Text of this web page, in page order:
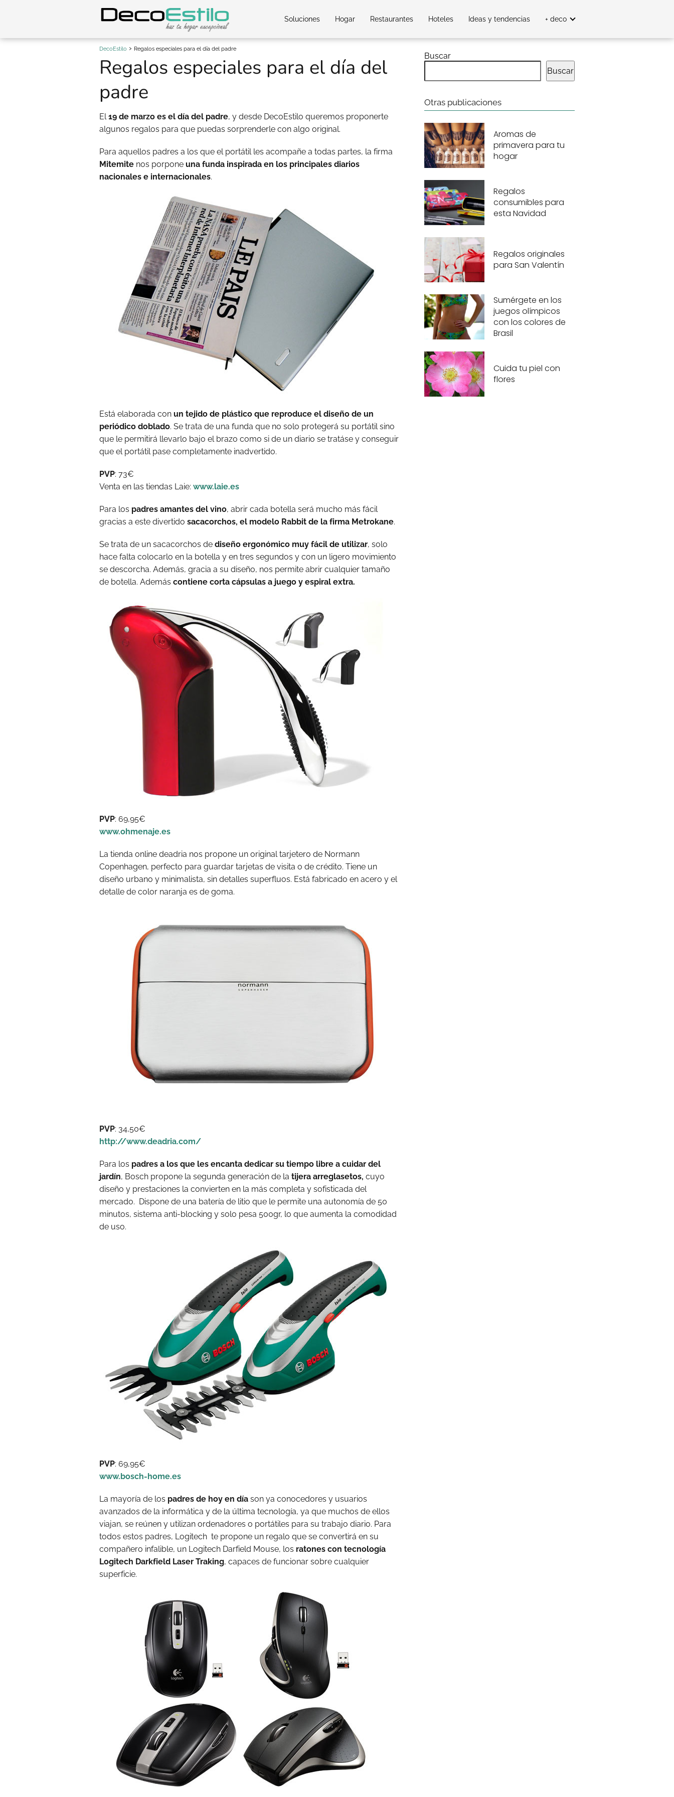
Soluciones Hogar Restaurantes Hoteles Ideas y tendencias + deco
DecoEstilo Regalos especiales para el día del padre
Regalos especiales para el día del
padre
El19 de marzo es el día del padre, y desde DecoEstilo queremos proponerte
algunos regalos para que puedas sorprenderle con algo original.
Para aquellos padres a los que el portátil les acompañe a todas partes, la firma
Mitemite nos porpone una funda inspirada en los principales diarios
nacionales e internacionales.
Está elaborada con un tejido de plástico que reproduce el diseño de un
periódico doblado. Se trata de una funda que no solo protegerá su portátil sino
que le permitirá llevarlo bajo el brazo como si de un diario se tratáse y conseguir
que el portátil pase completamente inadvertido.
PVP: 73€
Venta en las tiendas Laie: www.laie.es
Para los padres amantes del vino, abrir cada botella será mucho más fácil
gracias a este divertido sacacorchos, el modelo Rabbit de la firma Metrokane.
Se trata de un sacacorchos de diseño ergonómico muy fácil de utilizar, solo
hace falta colocarlo en la botella y en tres segundos y con un ligero movimiento
se descorcha. Además, gracia a su diseño, nos permite abrir cualquier tamaño
de botella. Además contiene corta cápsulas a juego y espiral extra.
PVP: 69,95€
www.ohmenaje.es
La tienda online deadria nos propone un original tarjetero de Normann
Copenhagen, perfecto para guardar tarjetas de visita o de crédito. Tiene un
diseño urbano y minimalista, sin detalles superfluos. Está fabricado en acero y el
detalle de color naranja es de goma.
PVP: 34,50€
http://www.deadria.com/
Para los padres a los que les encanta dedicar su tiempo libre a cuidar del
jardín, Bosch propone la segunda generación de la tijera arreglasetos, cuyo
diseño y prestaciones la convierten en la más completa y sofisticada del
mercado. Dispone de una batería de litio que le permite una autonomía de 50
minutos, sistema anti-blocking y solo pesa 500gr, lo que aumenta la comodidad
de uso.
PVP: 69,95€
www.bosch-home.es
La mayoría de los padres de hoy en día son ya conocedores y usuarios
avanzados de la informática y de la última tecnología, ya que muchos de ellos
viajan, se reúnen y utilizan ordenadores o portátiles para su trabajo diario. Para
todos estos padres, Logitech te propone un regalo que se convertirá en su
compañero infalible, un Logitech Darfield Mouse, los ratones con tecnología
Logitech Darkfield Laser Traking, capaces de funcionar sobre cualquier
superficie.
Buscar
Buscar
Otras publicaciones
Aromas de
primavera para tu
hogar
Regalos
consumibles para
esta Navidad
Regalos originales
para San Valentín
Sumérgete en los
juegos olímpicos
con los colores de
Brasil
Cuida tu piel con
flores